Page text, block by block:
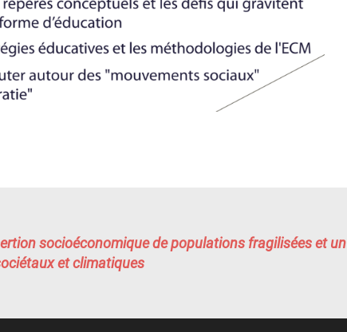
socioéconomique de populations fragilisées et un
et climatiques